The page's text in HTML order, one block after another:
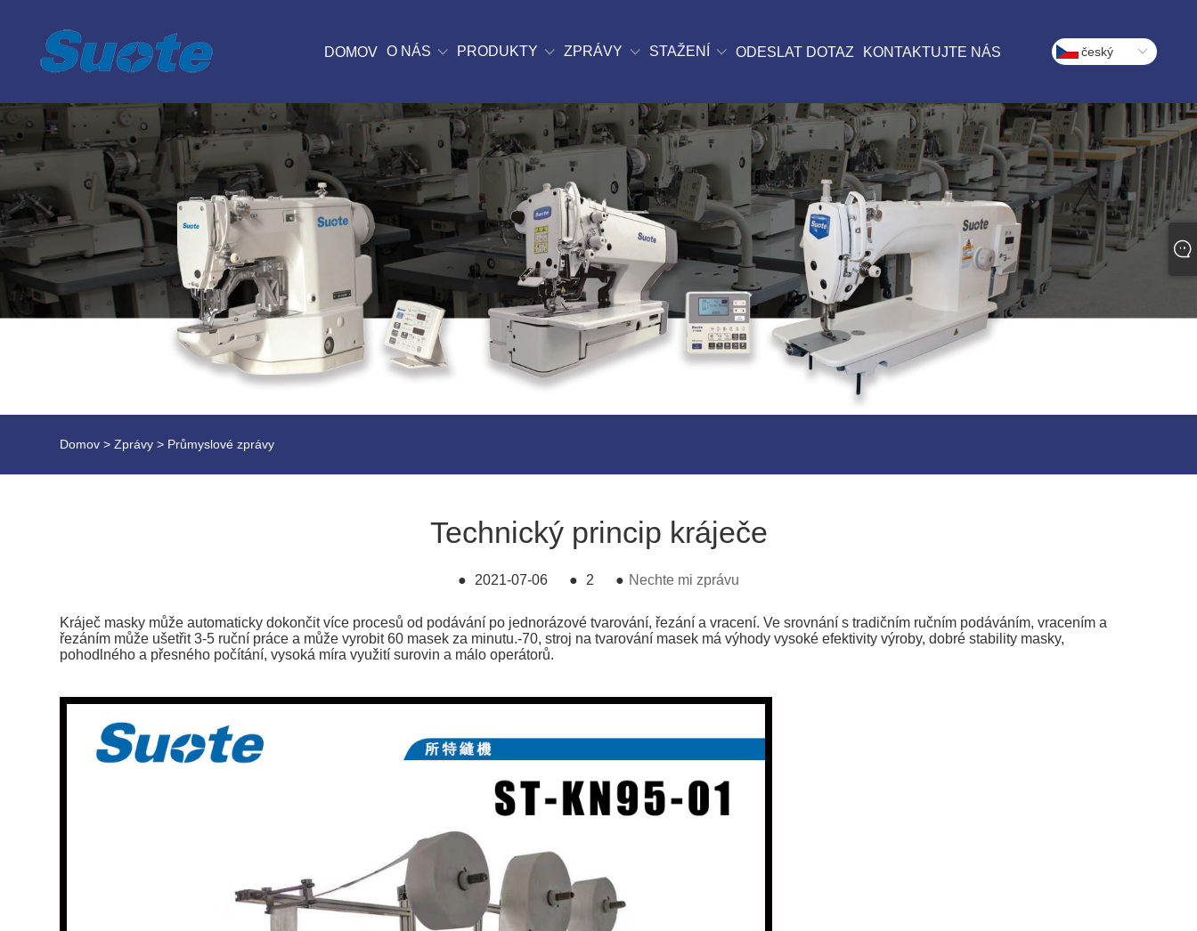
DOMOV O NÁS PRODUKTY ZPRÁVY STAŽENÍ ODESLAT DOTAZ KONTAKTUJTE NÁS český
Domov > Zprávy > Průmyslové zprávy
Technický princip kráječe
● 2021-07-06 ● 2 ● Nechte mi zprávu
Kráječ masky může automaticky dokončit více procesů od podávání po jednorázové tvarování, řezání a vracení. Ve srovnání s tradičním ručním podáváním, vracením a
řezáním může ušetřit 3-5 ruční práce a může vyrobit 60 masek za minutu.-70, stroj na tvarování masek má výhody vysoké efektivity výroby, dobré stability masky,
pohodlného a přesného počítání, vysoká míra využití surovin a málo operátorů.